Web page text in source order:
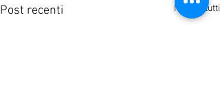
Post recenti Mostra tutti